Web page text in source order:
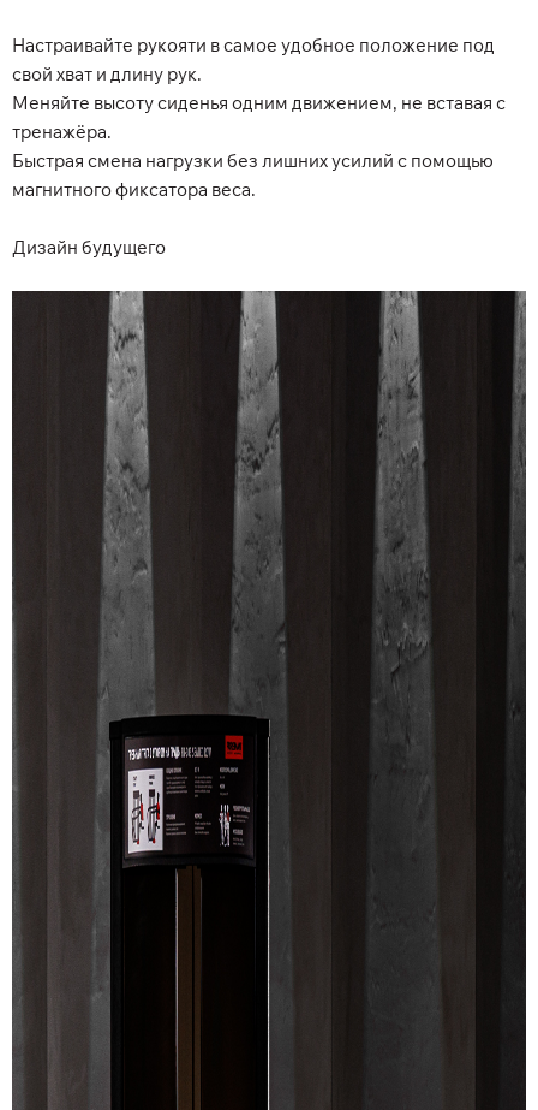
Настраивайте рукояти в самое удобное положение под
свой хват и длину рук.
Меняйте высоту сиденья одним движением, не вставая с
тренажёра.
Быстрая смена нагрузки без лишних усилий с помощью
магнитного фиксатора веса.
Дизайн будущего